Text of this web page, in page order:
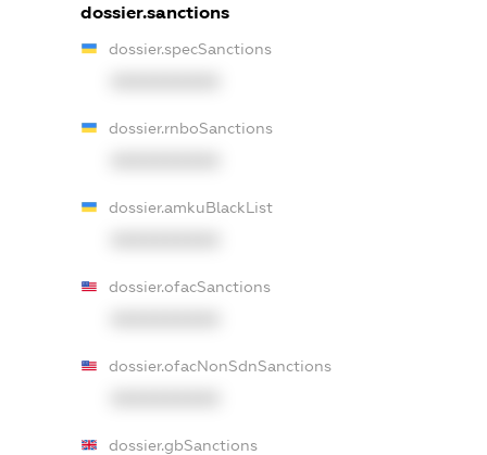
dossier.sanctions
dossier.specSanctions
dossier.rnboSanctions
dossier.amkuBlackList
dossier.ofacSanctions
dossier.ofacNonSdnSanctions
dossier.gbSanctions